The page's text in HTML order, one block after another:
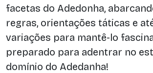
facetas do Adedonha,
regras, orientações táticas e
variações para mantê-lo
preparado para adentrar no
domínio do Adedanha!